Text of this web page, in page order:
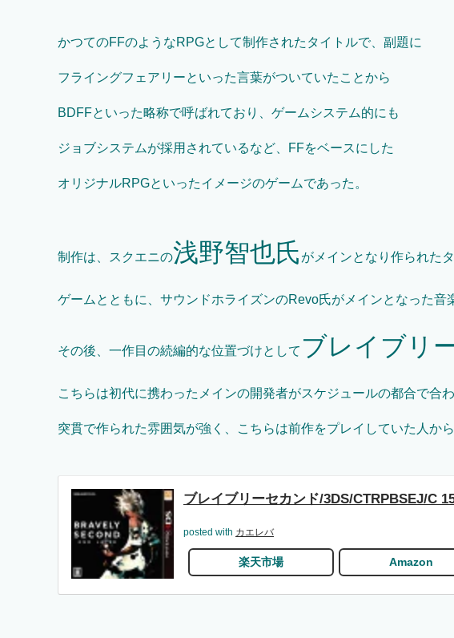
かつてのFFのようなRPGとして制作されたタイトルで、副題に
フライングフェアリーといった言葉がついていたことから
BDFFといった略称で呼ばれており、ゲームシステム的にも
ジョブシステムが採用されているなど、FFをベースにした
オリジナルRPGといったイメージのゲームであった。
制作は、スクエニの浅野智也氏 がメインとなり作られた
ゲームとともに、サウンドホライズンのRevo氏がメインとなった音
その後、一作目の続編的な位置づけとして ブレイブリ
こちらは初代に携わったメインの開発者がスケジュールの都合で合
突貫で作られた雰囲気が強く、こちらは前作をプレイしていた人か
ブレイブリーセカンド/3DS/CTRPBSEJ/C
posted with カエレバ
楽天市場 Amazon